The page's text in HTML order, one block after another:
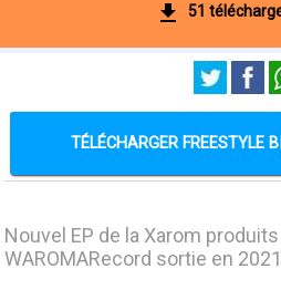
51
TÉLÉCHARGER FREESTYLE
Nouvel EP de la Xarom
WAROMARecord sortie en 2021